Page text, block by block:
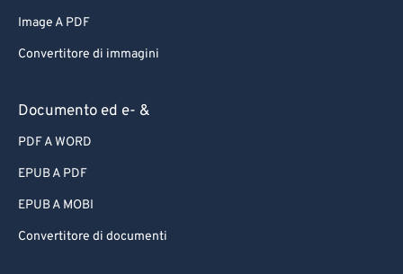
Image A PDF
Convertitore di immagini
Documento ed e- &
PDF A WORD
EPUB A PDF
EPUB A MOBI
Convertitore di documenti